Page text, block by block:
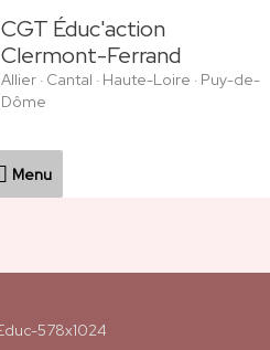
CGT Éduc'action
Clermont-Ferrand
Allier · Cantal · Haute-Loire · Puy-de-
Dôme
Menu
Menu